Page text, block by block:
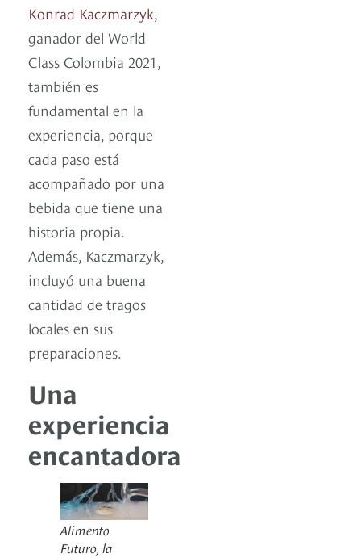
Konrad Kaczmarzyk,
ganador del World
Class Colombia 2021,
también es
fundamental en la
experiencia, porque
cada paso está
acompañado por una
bebida que tiene una
historia propia.
Además, Kaczmarzyk,
incluyó una buena
cantidad de tragos
locales en sus
preparaciones.
Una
experiencia
encantadora
Alimento
Futuro, la